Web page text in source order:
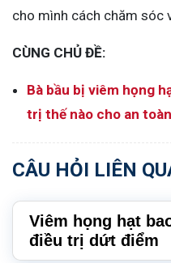
cho mình cách chăm sóc
CÙNG CHỦ ĐỀ:
Bà bầu bị viêm họng
trị thế nào cho an
CÂU HỎI LIÊN
Viêm họng hạt
điều trị dứt điểm